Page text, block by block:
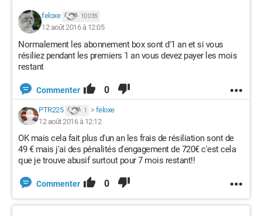
feloxe 10 035
12 août 2016 à 12:05
Normalement les abonnement box sont d'1 an et si vous
résiliez pendant les premiers 1 an vous devez payer les mois
restant
Commenter 0
PTR225 1 > feloxe
12 août 2016 à 12:12
OK mais cela fait plus d'un an les frais de résiliation sont de
49 € mais j'ai des pénalités d'engagement de 720€ c'est cela
que je trouve abusif surtout pour 7 mois restant!!
Commenter 0